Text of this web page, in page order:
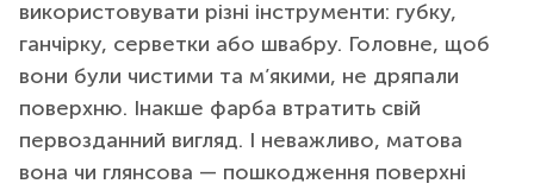
використовувати різні інструменти: губку,
ганчірку, серветки або швабру. Головне, щоб
вони були чистими та м’якими, не дряпали
поверхню. Інакше фарба втратить свій
первозданний вигляд. І неважливо, матова
вона чи глянсова — пошкодження поверхні